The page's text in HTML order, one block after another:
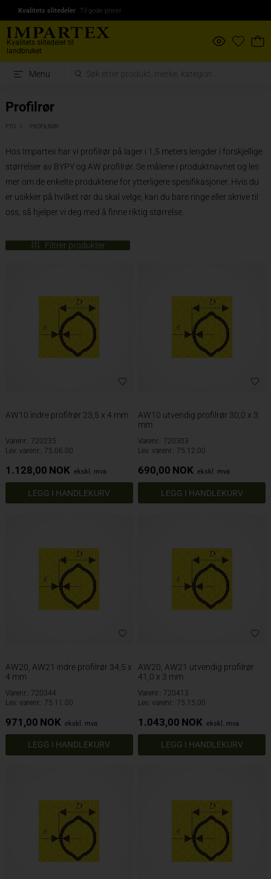
Kvalitets slitedeler Til gode priser
Kvalitets slitedeler til
landbruket
Menu
Profilrør
PTO PROFILRØR
Hos Impartex har vi profilrør på lager i 1,5 meters lengder i forskjellige
størrelser av BYPY og AW profilrør. Se målene i produktnavnet og les
mer om de enkelte produktene for ytterligere spesifikasjoner. Hvis du
er usikker på hvilket rør du skal velge, kan du bare ringe eller skrive til
oss, så hjelper vi deg med å finne riktig størrelse.
Filtrer produkter
AW10 indre profilrør 23,5 x 4 mm
Varenr.: 720235
Lev. varenr.: 75.06.00
1.128,00 NOK ekskl. mva
AW10 utvendig profilrør 30,0 x 3
mm
Varenr.: 720303
Lev. varenr.: 75.12.00
690,00 NOK ekskl. mva
AW20, AW21 indre profilrør 34,5 x
4 mm
Varenr.: 720344
Lev. varenr.: 75.11.00
971,00 NOK ekskl. mva
AW20, AW21 utvendig profilrør
41,0 x 3 mm
Varenr.: 720413
Lev. varenr.: 75.15.00
1.043,00 NOK ekskl. mva